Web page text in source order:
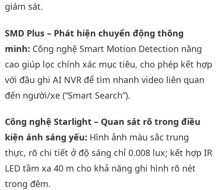
giám sát.
SMD Plus – Phát hiện chuyển động thông
minh: Công nghệ Smart Motion Detection nâng
cao giúp lọc chính xác mục tiêu, cho phép kết hợp
với đầu ghi AI NVR để tìm nhanh video liên quan
đến người/xe (“Smart Search”).
Công nghệ Starlight – Quan sát rõ trong điều
kiện ánh sáng yếu: Hình ảnh màu sắc trung
thực, rõ chi tiết ở độ sáng chỉ 0.008 lux; kết hợp IR
LED tầm xa 40 m cho khả năng ghi hình rõ nét
trong đêm.